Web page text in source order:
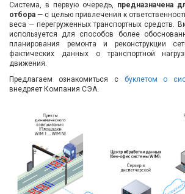
Система, в первую очередь, предназначена
отбора — с целью привлечения к
веса — перегруженных транспортных средств.
используется для способов более
планирования ремонта и реконструкции
фактических данных о транспортной
движения.
Предлагаем ознакомиться с буклетом о
внедряет Компания СЭА.